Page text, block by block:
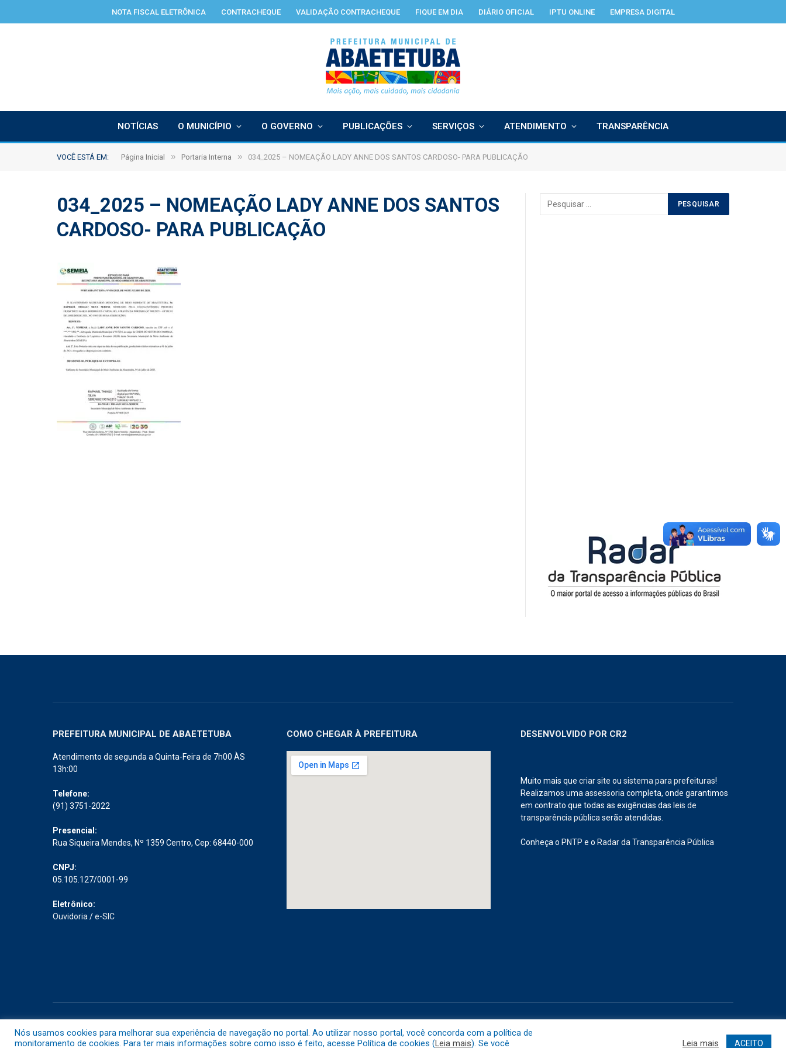
NOTA FISCAL ELETRÔNICA CONTRACHEQUE VALIDAÇÃO CONTRACHEQUE FIQUE EM DIA DIÁRIO OFICIAL IPTU ONLINE EMPRESA DIGITAL
NOTÍCIAS O MUNICÍPIO O GOVERNO PUBLICAÇÕES SERVIÇOS ATENDIMENTO TRANSPARÊNCIA
VOCÊ ESTÁ EM: Página Inicial » Portaria Interna » 034_2025 – NOMEAÇÃO LADY ANNE DOS SANTOS CARDOSO- PARA PUBLICAÇÃO
034_2025 – NOMEAÇÃO LADY ANNE DOS SANTOS
CARDOSO- PARA PUBLICAÇÃO
PREFEITURA MUNICIPAL DE ABAETETUBA
Atendimento de segunda a Quinta-Feira de 7h00 ÀS
13h:00
Telefone:
(91) 3751-2022
Presencial:
Rua Siqueira Mendes, Nº 1359 Centro, Cep: 68440-000
CNPJ:
05.105.127/0001-99
Eletrônico:
Ouvidoria /e-SIC
COMO CHEGAR À PREFEITURA DESENVOLVIDO POR CR2
Muito mais que criar site ou sistema para prefeituras!
Realizamos uma assessoria completa, onde garantimos
em contrato que todas as exigências das leis de
transparência pública serão atendidas.
Conheça o PNTP e o Radar da Transparência Pública
Nós usamos cookies para melhorar sua experiência de navegação no portal. Ao utilizar nosso portal, você concorda com a política de
monitoramento de cookies. Para ter mais informações sobre como isso é feito, acesse Política de cookies (Leia mais). Se você Leia mais ACEITO